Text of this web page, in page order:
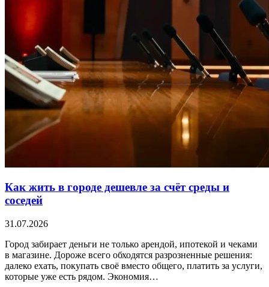
Как жить в городе дешевле за счёт среды и
соседей
31.07.2026
Город забирает деньги не только арендой, ипотекой и чеками
в магазине. Дороже всего обходятся разрозненные решения:
далеко ехать, покупать своё вместо общего, платить за услуги,
которые уже есть рядом. Экономия…